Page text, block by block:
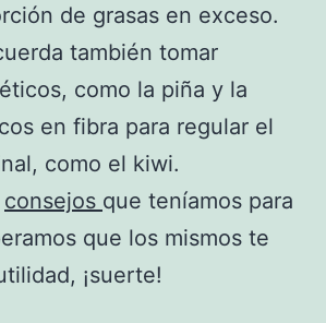
de grasas en exceso.
también tomar
como la piña y la
en fibra para regular el
como el kiwi.
consejos que teníamos para
que los mismos te
¡suerte!